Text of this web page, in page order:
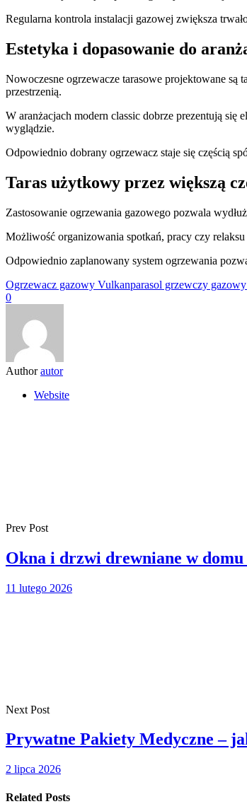
Regularna kontrola instalacji gazowej zwiększa
Estetyka i dopasowanie do
Nowoczesne ogrzewacze tarasowe projektowane
przestrzenią.
W aranżacjach modern classic dobrze prezentują
wyglądzie.
Odpowiednio dobrany ogrzewacz staje się częścią
Taras użytkowy przez większą
Zastosowanie ogrzewania gazowego pozwala
Możliwość organizowania spotkań, pracy czy
Odpowiednio zaplanowany system ogrzewania
Ogrzewacz gazowy Vulkanparasol grzewczy gazowy
0
Author autor
Website
Prev Post
Okna i drzwi drewniane w domu
11 lutego 2026
Next Post
Prywatne Pakiety Medyczne –
2 lipca 2026
Related Posts